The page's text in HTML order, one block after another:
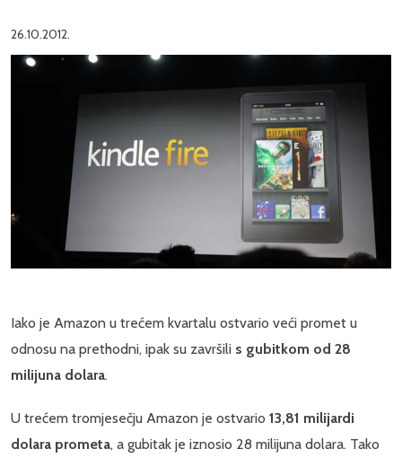
26.10.2012.
Iako je Amazon u trećem kvartalu ostvario veći promet u
odnosu na prethodni, ipak su završili s gubitkom od 28
milijuna dolara.
U trećem tromjesečju Amazon je ostvario 13,81 milijardi
dolara prometa, a gubitak je iznosio 28 milijuna dolara. Tako